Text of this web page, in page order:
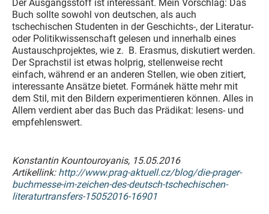
Der Ausgangsstoff ist interessant. Mein Vorschlag: Das
Buch sollte sowohl von deutschen, als auch
tschechischen Studenten in der Geschichts-, der Literatur-
oder Politikwissenschaft gelesen und innerhalb eines
Austauschprojektes, wie z. B. Erasmus, diskutiert werden.
Der Sprachstil ist etwas holprig, stellenweise recht
einfach, während er an anderen Stellen, wie oben zitiert,
interessante Ansätze bietet. Formánek hätte mehr mit
dem Stil, mit den Bildern experimentieren können. Alles in
Allem verdient aber das Buch das Prädikat: lesens- und
empfehlenswert.
Konstantin Kountouroyanis, 15.05.2016
Artikellink: http://www.prag-aktuell.cz/blog/die-prager-
buchmesse-im-zeichen-des-deutsch-tschechischen-
literaturtransfers-15052016-16901